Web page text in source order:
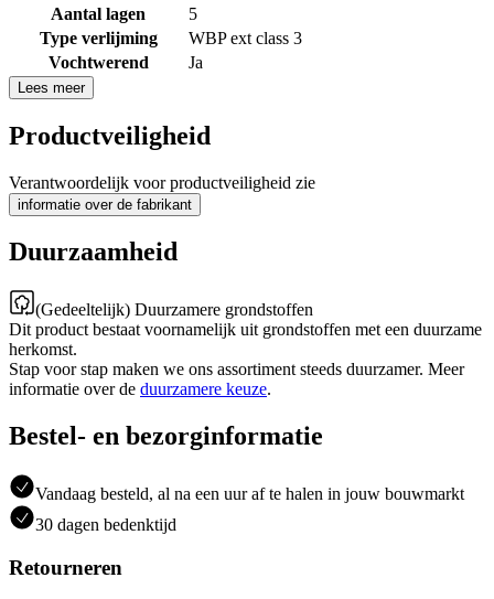
Aantal lagen
5
Type verlijming
WBP ext class 3
Vochtwerend
Ja
Lees meer
Productveiligheid
Verantwoordelijk voor productveiligheid zie
informatie over de fabrikant
Duurzaamheid
(Gedeeltelijk) Duurzamere grondstoffen
Dit product bestaat voornamelijk uit grondstoffen met een duurzame
herkomst.
Stap voor stap maken we ons assortiment steeds duurzamer. Meer
informatie over de duurzamere keuze.
Bestel- en bezorginformatie
Vandaag besteld, al na een uur af te halen in jouw bouwmarkt
30 dagen bedenktijd
Retourneren